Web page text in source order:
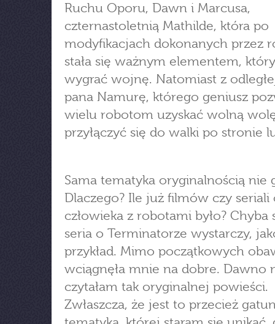
Ruchu Oporu, Dawn i Marcusa,
czternastoletnią Mathilde, która po
modyfikacjach dokonanych przez
stała się ważnym elementem,
wygrać wojnę. Natomiast z
pana Namurę, którego geniusz
wielu robotom uzyskać wolną
przyłączyć się do walki po stronie
Sama tematyka oryginalnością nie
Dlaczego? Ile już filmów czy seriali
człowieka z robotami było? Chyba
seria o Terminatorze wystarczy,
przykład. Mimo początkowych
wciągnęła mnie na dobre. Dawno
czytałam tak oryginalnej powieści.
Zwłaszcza, że jest to przecież